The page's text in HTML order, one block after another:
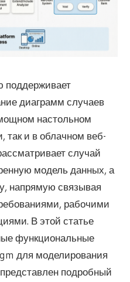
поддерживает
диаграмм случаев
настольном
так и в облачном веб-
случай
модель данных, а
напрямую связывая
рабочими
В этой статье
функциональные
для моделирования
подробный